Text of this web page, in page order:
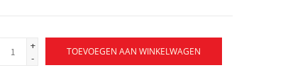
+
-
TOEVOEGEN AAN WINKELWAGEN